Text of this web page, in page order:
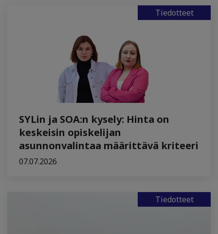
Tiedotteet
SYLin ja SOA:n kysely: Hinta on
keskeisin opiskelijan
asunnonvalintaa määrittävä kriteeri
07.07.2026
Tiedotteet